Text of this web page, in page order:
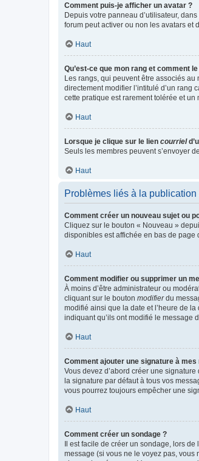
Comment puis-je afficher un avatar ?
Depuis votre panneau d’utilisateur,
forum peut activer ou non les avatars et
Haut
Qu’est-ce que mon rang et comment
Les rangs, qui peuvent être associés
directement modifier l’intitulé d’un rang
cette pratique est rarement tolérée et
Haut
Lorsque je clique sur le lien courriel
Seuls les membres peuvent s’envoyer
Haut
Problèmes liés à la
Comment créer un nouveau sujet ou
Cliquez sur le bouton « Nouveau »
disponibles est affichée en bas de page
Haut
Comment modifier ou supprimer un
À moins d’être administrateur ou
cliquant sur le bouton modifierdu
modifié ainsi que la date et l’heure de
indiquant qu’ils ont modifié le message
Haut
Comment ajouter une signature à mes
Vous devez d’abord créer une
la signature par défaut à tous vos
vous pourrez toujours empêcher une
Haut
Comment créer un sondage ?
Il est facile de créer un sondage, lors
message (si vous ne le voyez pas,